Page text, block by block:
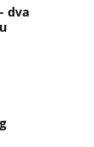
dva